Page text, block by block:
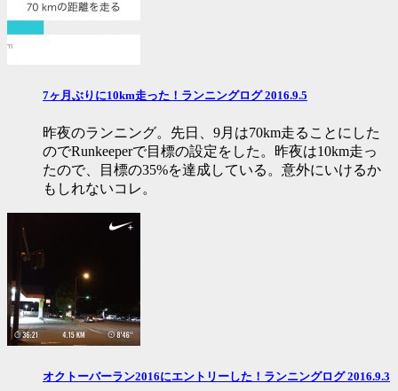
7ヶ月ぶりに10km走った！ランニングログ 2016.9.5
昨夜のランニング。先日、9月は70km走ることにした
のでRunkeeperで目標の設定をした。昨夜は10km走っ
たので、目標の35%を達成している。意外にいけるか
もしれないコレ。
オクトーバーラン2016にエントリーした！ランニングログ 2016.9.3